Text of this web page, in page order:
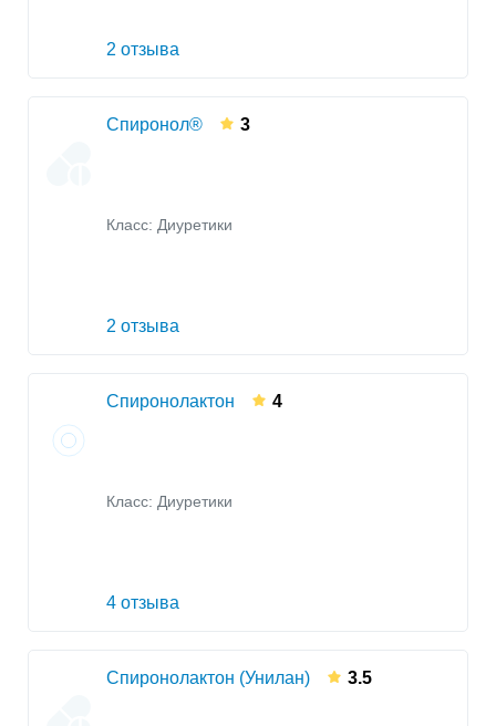
2 отзыва
Спиронол® 3
Класс: Диуретики
2 отзыва
Спиронолактон 4
Класс: Диуретики
4 отзыва
Спиронолактон (Унилан) 3.5